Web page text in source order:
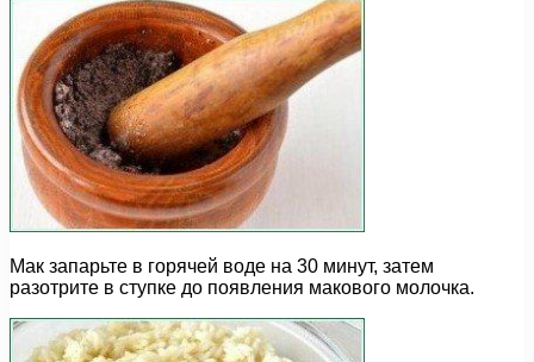
Мак запарьте в горячей воде на 30 минут, затем
разотрите в ступке до появления макового молочка.